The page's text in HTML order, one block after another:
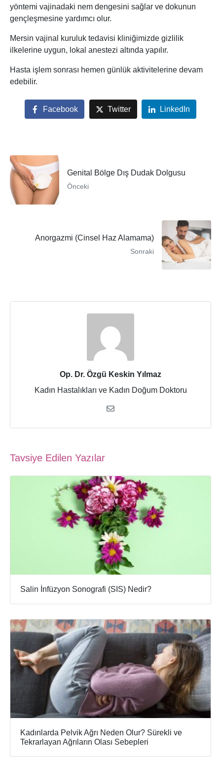
yöntemi vajinadaki nem dengesini sağlar ve dokunun
gençleşmesine yardımcı olur.
Mersin vajinal kuruluk tedavisi kliniğimizde gizlilik
ilkelerine uygun, lokal anestezi altında yapılır.
Hasta işlem sonrası hemen günlük aktivitelerine devam
edebilir.
Facebook Twitter LinkedIn
Genital Bölge Dış Dudak Dolgusu
Önceki
Anorgazmi (Cinsel Haz Alamama)
Sonraki
Op. Dr. Özgü Keskin Yılmaz
Kadın Hastalıkları ve Kadın Doğum Doktoru
Tavsiye Edilen Yazılar
Salin İnfüzyon Sonografi (SIS) Nedir?
Kadınlarda Pelvik Ağrı Neden Olur? Sürekli ve
Tekrarlayan Ağrıların Olası Sebepleri